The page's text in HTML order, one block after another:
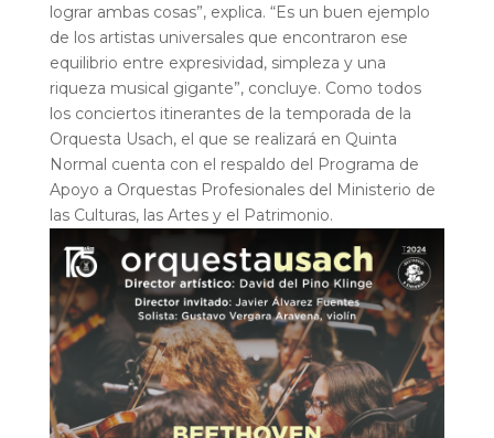
lograr ambas cosas”, explica. “Es un buen ejemplo
de los artistas universales que encontraron ese
equilibrio entre expresividad, simpleza y una
riqueza musical gigante”, concluye. Como todos
los conciertos itinerantes de la temporada de la
Orquesta Usach, el que se realizará en Quinta
Normal cuenta con el respaldo del Programa de
Apoyo a Orquestas Profesionales del Ministerio de
las Culturas, las Artes y el Patrimonio.